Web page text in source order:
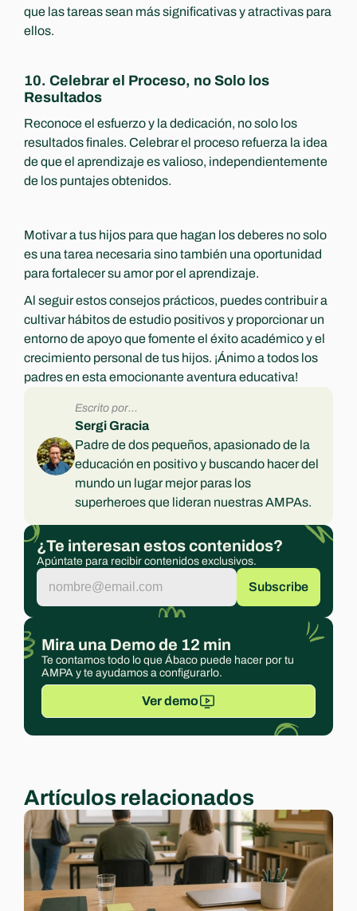
que las tareas sean más significativas y atractivas para
ellos.
10. Celebrar el Proceso, no Solo los
Resultados
Reconoce el esfuerzo y la dedicación, no solo los
resultados finales. Celebrar el proceso refuerza la idea
de que el aprendizaje es valioso, independientemente
de los puntajes obtenidos.
Motivar a tus hijos para que hagan los deberes no solo
es una tarea necesaria sino también una oportunidad
para fortalecer su amor por el aprendizaje.
Al seguir estos consejos prácticos, puedes contribuir a
cultivar hábitos de estudio positivos y proporcionar un
entorno de apoyo que fomente el éxito académico y el
crecimiento personal de tus hijos. ¡Ánimo a todos los
padres en esta emocionante aventura educativa!
Escrito por...
Sergi Gracia
Padre de dos pequeños, apasionado de la
educación en positivo y buscando hacer del
mundo un lugar mejor paras los
superheroes que lideran nuestras AMPAs.
¿Te interesan estos contenidos?
Apúntate para recibir contenidos exclusivos.
Mira una Demo de 12 min
Te contamos todo lo que Ábaco puede hacer por tu
AMPA y te ayudamos a configurarlo.
Ver demo
Artículos relacionados